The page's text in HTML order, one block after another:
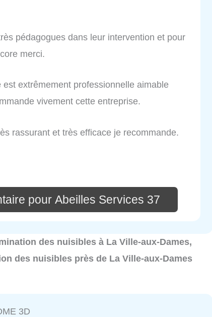
pédagogues dans leur intervention et pour
merci.
extrêmement professionnelle aimable
vivement cette entreprise.
rassurant et très efficace je recommande.
pour Abeilles Services 37
des nuisibles à La Ville-aux-Dames,
des nuisibles près de La Ville-aux-Dames
3D